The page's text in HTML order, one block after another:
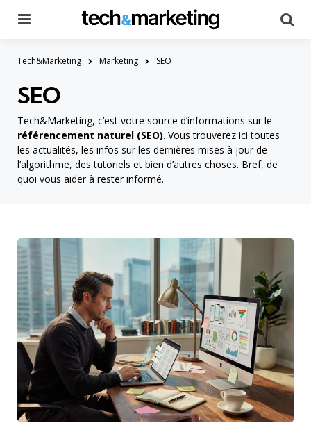
Tech&Marketing Marketing SEO
SEO
Tech&Marketing, c’est votre source d’informations sur le
référencement naturel (SEO). Vous trouverez ici toutes
les actualités, les infos sur les dernières mises à jour de
l’algorithme, des tutoriels et bien d’autres choses. Bref, de
quoi vous aider à rester informé.